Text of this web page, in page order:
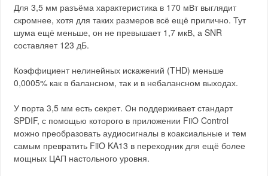
Для 3,5 мм разъёма характеристика в 170 мВт выглядит
скромнее, хотя для таких размеров всё ещё прилично. Тут
шума ещё меньше, он не превышает 1,7 мкВ, а SNR
составляет 123 дБ.
Коэффициент нелинейных искажений (THD) меньше
0,0005% как в балансном, так и в небалансном выходах.
У порта 3,5 мм есть секрет. Он поддерживает стандарт
SPDIF, с помощью которого в приложении FiiO Control
можно преобразовать аудиосигналы в коаксиальные и тем
самым превратить FiiO KA13 в переходник для ещё более
мощных ЦАП настольного уровня.